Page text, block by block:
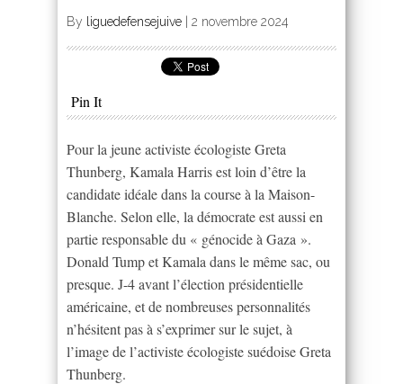
By liguedefensejuive 2 novembre 2024
Pin It
Pour la jeune activiste écologiste Greta
Thunberg, Kamala Harris est loin d’être la
candidate idéale dans la course à la Maison-
Blanche. Selon elle, la démocrate est aussi en
partie responsable du « génocide à Gaza ».
Donald Tump et Kamala dans le même sac, ou
presque. J-4 avant l’élection présidentielle
américaine, et de nombreuses personnalités
n’hésitent pas à s’exprimer sur le sujet, à
l’image de l’activiste écologiste suédoise Greta
Thunberg.